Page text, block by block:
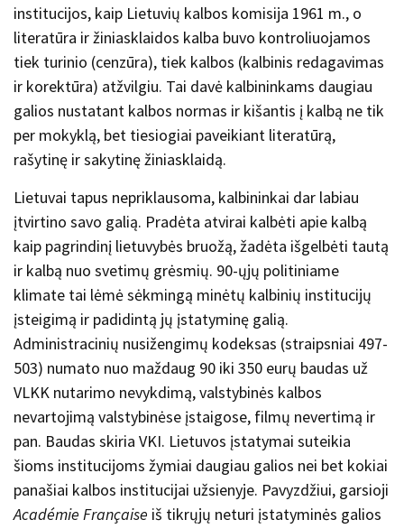
institucijos, kaip Lietuvių kalbos komisija 1961 m., o
literatūra ir žiniasklaidos kalba buvo kontroliuojamos
tiek turinio (cenzūra), tiek kalbos (kalbinis redagavimas
ir korektūra) atžvilgiu. Tai davė kalbininkams daugiau
galios nustatant kalbos normas ir kišantis į kalbą ne tik
per mokyklą, bet tiesiogiai paveikiant literatūrą,
rašytinę ir sakytinę žiniasklaidą.
Lietuvai tapus nepriklausoma, kalbininkai dar labiau
įtvirtino savo galią. Pradėta atvirai kalbėti apie kalbą
kaip pagrindinį lietuvybės bruožą, žadėta išgelbėti tautą
ir kalbą nuo svetimų grėsmių. 90-ųjų politiniame
klimate tai lėmė sėkmingą minėtų kalbinių institucijų
įsteigimą ir padidintą jų įstatyminę galią.
Administracinių nusižengimų kodeksas (straipsniai 497-
503) numato nuo maždaug 90 iki 350 eurų baudas už
VLKK nutarimo nevykdimą, valstybinės kalbos
nevartojimą valstybinėse įstaigose, filmų nevertimą ir
pan. Baudas skiria VKI. Lietuvos įstatymai suteikia
šioms institucijoms žymiai daugiau galios nei bet kokiai
panašiai kalbos institucijai užsienyje. Pavyzdžiui, garsioji
Académie Française iš tikrųjų neturi įstatyminės galios